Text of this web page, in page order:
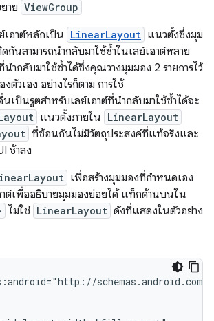
าย ViewGroup
เอาต์หลักเป็น LinearLayout แนวตั้งซึ่งมุม
กันสามารถนำกลับมาใช้ซ้ำในเลย์เอาต์หลาย
นำกลับมาใช้ซ้ำได้ซึ่งคุณวางมุมมอง 2 รายการไว้
ตัวเอง อย่างไรก็ตาม การใช้
นเป็นรูตสำหรับเลย์เอาต์ที่นำกลับมาใช้ซ้ำได้จะ
แนวตั้งภายใน LinearLayout
ที่ซ้อนกันไม่มีวัตถุประสงค์ที่แท้จริงและ
ช้าลง
เพื่อสร้างมุมมองที่กำหนดเอง
าต์เพื่ออธิบายมุมมองย่อยได้ แท็กด้านบนใน
ไม่ใช่ LinearLayout ดังที่แสดงในตัวอย่าง
schemas.android.com/